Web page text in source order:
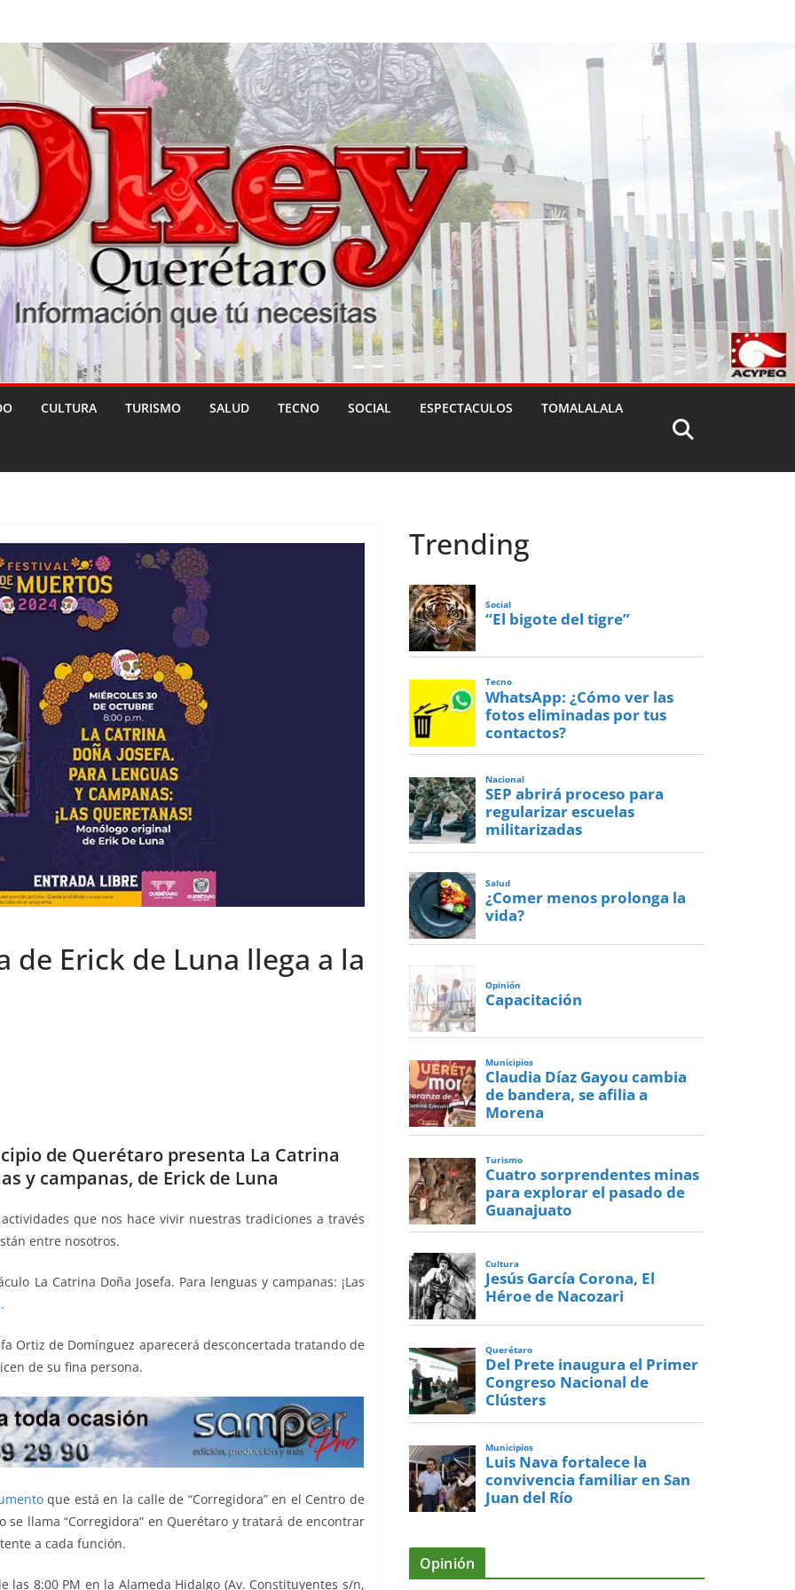
CULTURA TURISMO SALUD TECNO SOCIAL ESPECTACULOS TOMALALALA
de Erick de Luna llega a la
de Querétaro presenta La Catrina
y campanas, de Erick de Luna
que nos hace vivir nuestras tradiciones a través
entre nosotros.
La Catrina Doña Josefa. Para lenguas y campanas: ¡Las
Ortiz de Domínguez aparecerá desconcertada tratando de
de su fina persona.
que está en la calle de “Corregidora” en el Centro de
llama “Corregidora” en Querétaro y tratará de encontrar
a cada función.
8:00 PM en la Alameda Hidalgo (Av. Constituyentes s/n,
Trending
Social
“El bigote del tigre”
Tecno
WhatsApp: ¿Cómo ver las
fotos eliminadas por tus
contactos?
Nacional
SEP abrirá proceso para
regularizar escuelas
militarizadas
Salud
¿Comer menos prolonga la
vida?
Opinión
Capacitación
Municipios
Claudia Díaz Gayou cambia
de bandera, se afilia a
Morena
Turismo
Cuatro sorprendentes minas
para explorar el pasado de
Guanajuato
Cultura
Jesús García Corona, El
Héroe de Nacozari
Querétaro
Del Prete inaugura el Primer
Congreso Nacional de
Clústers
Municipios
Luis Nava fortalece la
convivencia familiar en San
Juan del Río
Opinión